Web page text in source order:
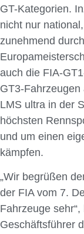
GT-Kategorien.
nicht nur
zunehmend
auch die FIA-
GT3-
LMS ultra in der
höchsten
und um einen
kämpfen.
„Wir begrüßen
der FIA vom 7.
Fahrzeuge
Geschäftsführer